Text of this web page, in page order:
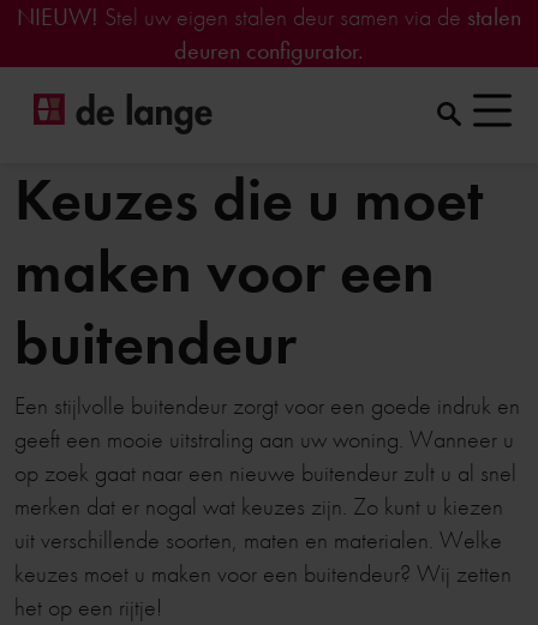
NIEUW! Stel uw eigen stalen deur samen via de stalen
deuren configurator.
Keuzes die u moet
maken voor een
buitendeur
Een stijlvolle buitendeur zorgt voor een goede indruk en
geeft een mooie uitstraling aan uw woning. Wanneer u
op zoek gaat naar een nieuwe buitendeur zult u al snel
merken dat er nogal wat keuzes zijn. Zo kunt u kiezen
uit verschillende soorten, maten en materialen. Welke
keuzes moet u maken voor een buitendeur? Wij zetten
het op een rijtje!